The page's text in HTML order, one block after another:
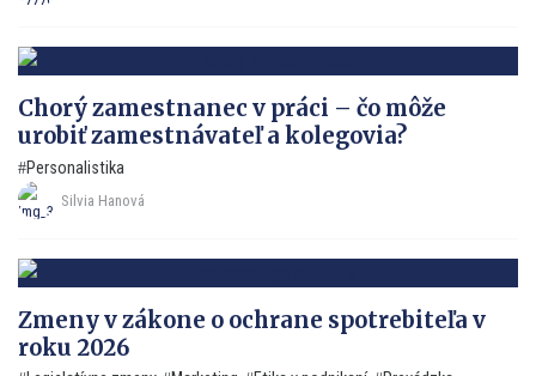
Chorý zamestnanec v práci – čo môže
urobiť zamestnávateľ a kolegovia?
Personalistika
Silvia Hanová
Zmeny v zákone o ochrane spotrebiteľa v
roku 2026